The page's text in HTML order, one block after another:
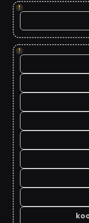
!
!